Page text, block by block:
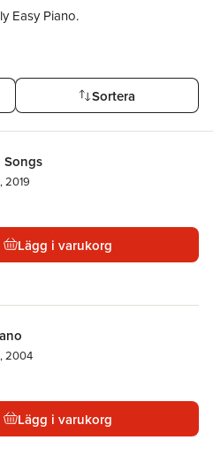
Easy Piano.
Sortera
2019
Lägg i varukorg
2004
Lägg i varukorg